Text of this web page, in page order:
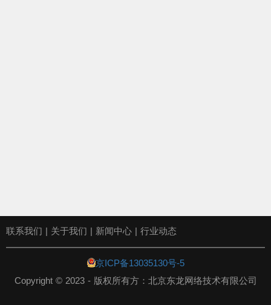
联系我们 | 关于我们 | 新闻中心 | 行业动态
京ICP备13035130号-5
Copyright © 2023 - 版权所有方：北京东龙网络技术有限公司